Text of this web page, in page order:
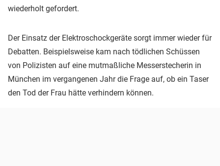
wiederholt gefordert.
Der Einsatz der Elektroschockgeräte sorgt immer wieder für
Debatten. Beispielsweise kam nach tödlichen Schüssen
von Polizisten auf eine mutmaßliche Messerstecherin in
München im vergangenen Jahr die Frage auf, ob ein Taser
den Tod der Frau hätte verhindern können.